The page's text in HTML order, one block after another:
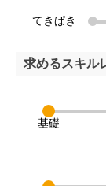
てきぱき
求めるスキル
基礎